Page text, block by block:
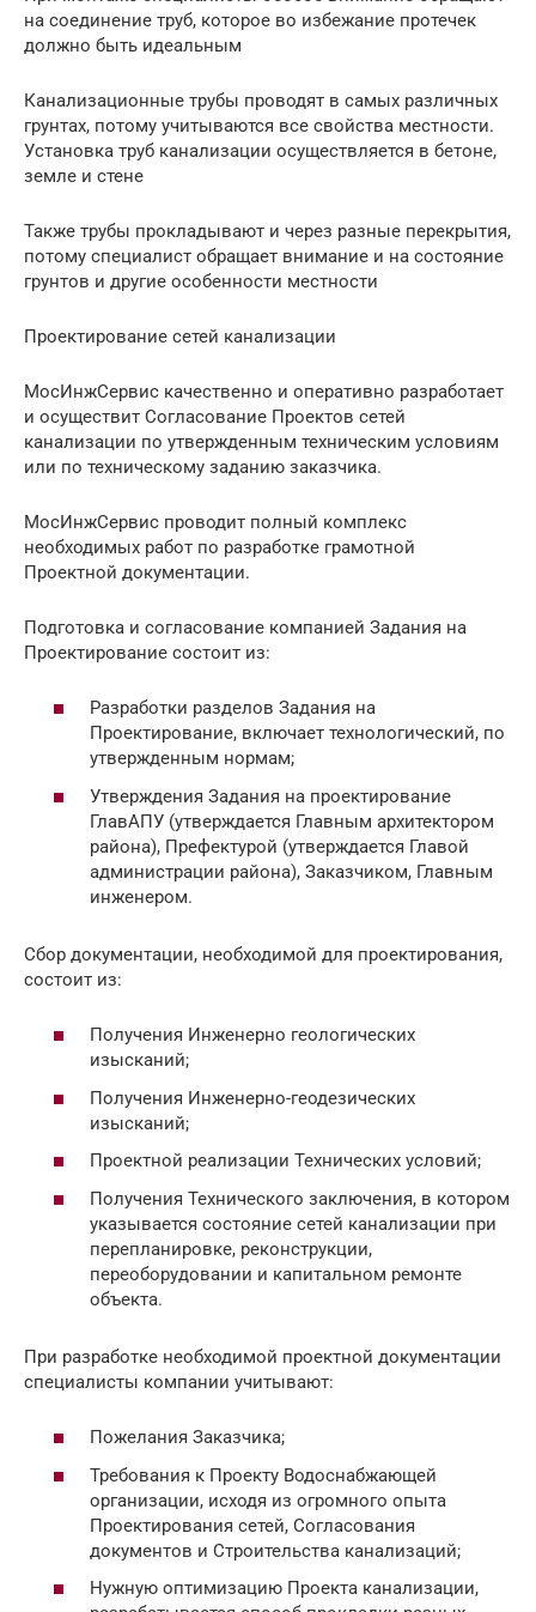
на соединение труб, которое во избежание протечек
должно быть идеальным
Канализационные трубы проводят в самых различных
грунтах, потому учитываются все свойства местности.
Установка труб канализации осуществляется в бетоне,
земле и стене
Также трубы прокладывают и через разные перекрытия,
потому специалист обращает внимание и на состояние
грунтов и другие особенности местности
Проектирование сетей канализации
МосИнжСервис качественно и оперативно разработает
и осуществит Согласование Проектов сетей
канализации по утвержденным техническим условиям
или по техническому заданию заказчика.
МосИнжСервис проводит полный комплекс
необходимых работ по разработке грамотной
Проектной документации.
Подготовка и согласование компанией Задания на
Проектирование состоит из:
Разработки разделов Задания на
Проектирование, включает технологический, по
утвержденным нормам;
Утверждения Задания на проектирование
ГлавАПУ (утверждается Главным архитектором
района), Префектурой (утверждается Главой
администрации района), Заказчиком, Главным
инженером.
Сбор документации, необходимой для проектирования,
состоит из:
Получения Инженерно геологических
изысканий;
Получения Инженерно-геодезических
изысканий;
Проектной реализации Технических условий;
Получения Технического заключения, в котором
указывается состояние сетей канализации при
перепланировке, реконструкции,
переоборудовании и капитальном ремонте
объекта.
При разработке необходимой проектной документации
специалисты компании учитывают:
Пожелания Заказчика;
Требования к Проекту Водоснабжающей
организации, исходя из огромного опыта
Проектирования сетей, Согласования
документов и Строительства канализаций;
Нужную оптимизацию Проекта канализации,